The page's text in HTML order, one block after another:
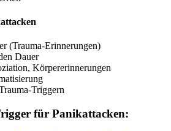
(Trauma-Erinnerungen)
Dauer
Körpererinnerungen
Triggern
für Panikattacken: